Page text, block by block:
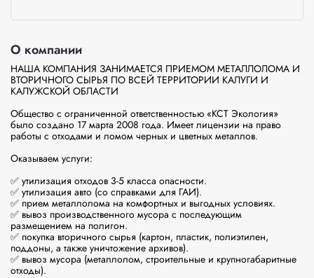
О компании
НАША КОМПАНИЯ ЗАНИМАЕТСЯ ПРИЕМОМ МЕТАЛЛОЛОМА И
ВТОРИЧНОГО СЫРЬЯ ПО ВСЕЙ ТЕРРИТОРИИ КАЛУГИ И
КАЛУЖСКОЙ ОБЛАСТИ
Общество с ограниченной ответственностью «КСТ Экология»
было создано 17 марта 2008 года. Имеет лицензии на право
работы с отходами и ломом черных и цветных металлов.
Оказываем услуги:
✅ утилизация отходов 3-5 класса опасности.
✅ утилизация авто (со справками для ГАИ).
✅ прием металлолома на комфортных и выгодных условиях.
✅ вывоз производственного мусора с последующим
размещением на полигон.
✅ покупка вторичного сырья (картон, пластик, полиэтилен,
поддоны, а также уничтожение архивов).
✅ вывоз мусора (металлолом, строительные и крупногабаритные
отходы).